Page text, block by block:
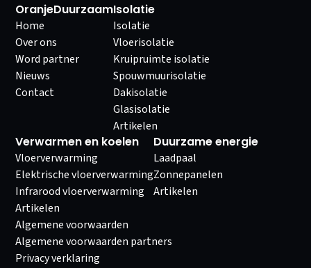
OranjeDuurzaam
Home
Over ons
Word partner
Nieuws
Contact
Isolatie
Isolatie
Vloerisolatie
Kruipruimte isolatie
Spouwmuurisolatie
Dakisolatie
Glasisolatie
Artikelen
Verwarmen en koelen
Vloerverwarming
Elektrische vloerverwarming
Infrarood vloerverwarming
Artikelen
Duurzame energie
Laadpaal
Zonnepanelen
Artikelen
Algemene voorwaarden
Algemene voorwaarden partners
Privacy verklaring